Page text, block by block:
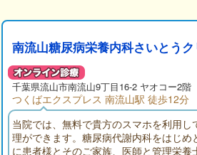
南流山糖尿病栄養内科さいとうク
千葉県流山市南流山9丁目16-2 ヤオコー2階
つくばエクスプレス 南流山駅 徒歩12分
当院では、無料で貴方のスマホを利用し
理ができます。糖尿病代謝内科をはじめ
に患者様とそのご家族、医師と管理栄養